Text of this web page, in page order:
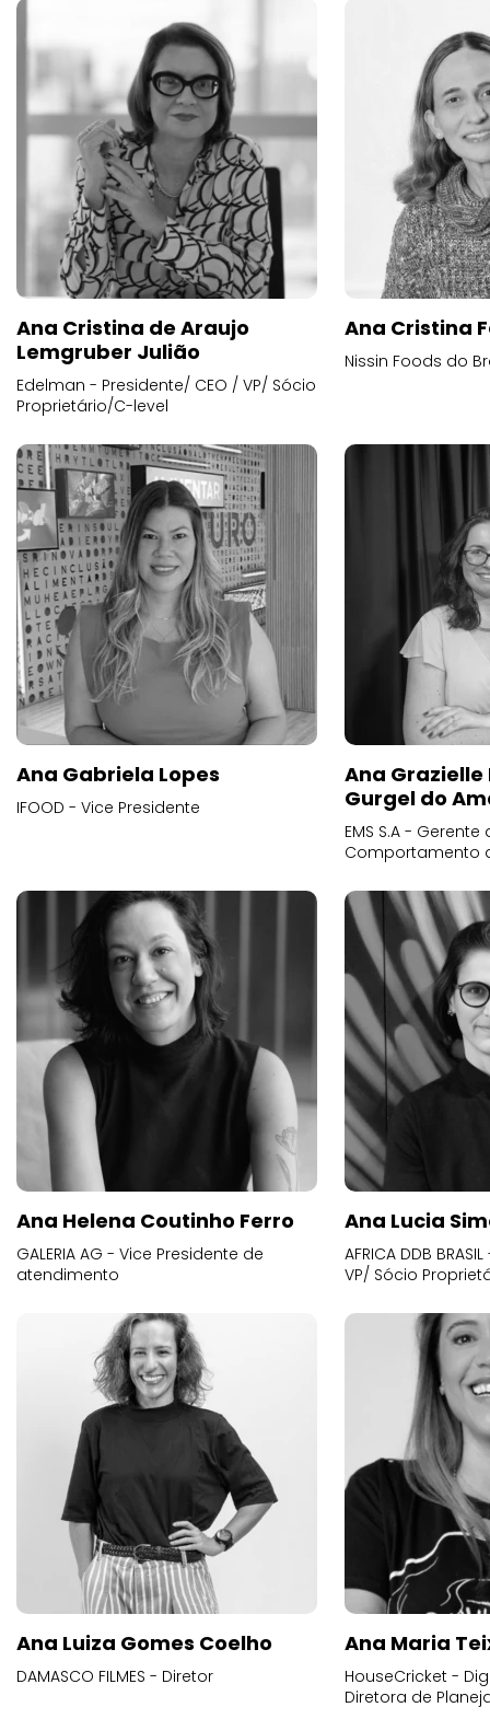
Ana Cristina de Araujo
Lemgruber Julião
Edelman - Presidente/ CEO / VP/ Sócio
Proprietário/C-level
Ana Cristina
Nissin Foods do
Ana Gabriela Lopes
IFOOD - Vice Presidente
Ana
Gurgel do
EMS S.A -
Comportamento
Ana Helena Coutinho Ferro
GALERIA AG - Vice Presidente de
atendimento
Ana Lucia
AFRICA DDB
VP/ Sócio
Ana Luiza Gomes Coelho
DAMASCO FILMES - Diretor
Ana Maria
HouseCricket -
Diretora de